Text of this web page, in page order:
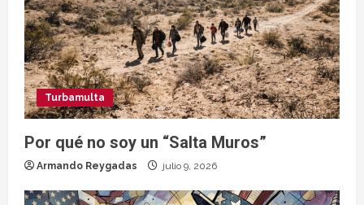
Turbamulta
Por qué no soy un “Salta Muros”
Armando Reygadas julio 9, 2026